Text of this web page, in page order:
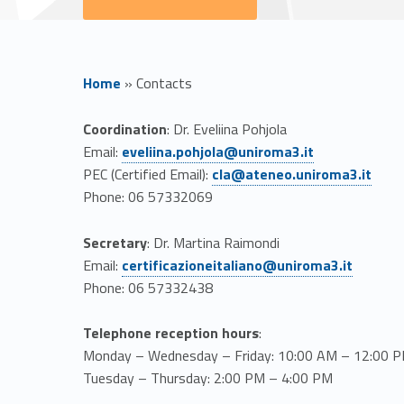
Home » Contacts
C
o
n
t
a
c
Coordination: Dr. Eveliina Pohjola
Email: eveliina.pohjola@uniroma3.it
PEC (Certified Email): Link identifier #identifier__61804-2
cla@ateneo.uniroma3.it
Phone: 06 57332069
Secretary: Dr. Martina Raimondi
Email: certificazioneitaliano@uniroma3.it
Phone: 06 57332438
Telephone reception hours:
Monday – Wednesday – Friday: 10:00 AM – 12:00
Tuesday – Thursday: 2:00 PM – 4:00 PM